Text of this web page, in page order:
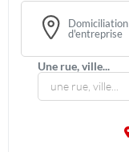
Domiciliation
d'entreprise
une rue, ville...